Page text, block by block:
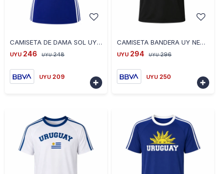
CAMISETA DE DAMA SOL UY AZUL CE-DASOLUY-04 TALLE S - AZUL
UYU 246 UYU 248
UYU 209

CAMISETA BANDERA UY NEGRO CE-BANUY-02 TALLE S - NEGRO
UYU 294 UYU 296
UYU 250
